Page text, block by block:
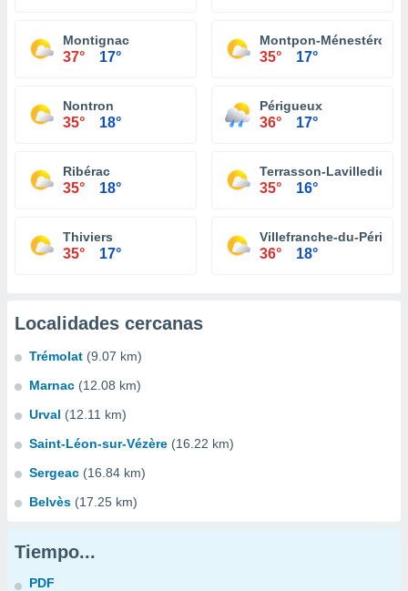
Montignac
37° 17°
Montpon-Ménestérol
35° 17°
Nontron
35° 18°
Périgueux
36° 17°
Ribérac
35° 18°
Terrasson-Lavilledieu
35° 16°
Thiviers
35° 17°
Villefranche-du-
36° 18°
Localidades cercanas
Trémolat (9.07 km)
Marnac (12.08 km)
Urval (12.11 km)
Saint-Léon-sur-Vézère (16.22 km)
Sergeac (16.84 km)
Belvès (17.25 km)
Tiempo...
PDF